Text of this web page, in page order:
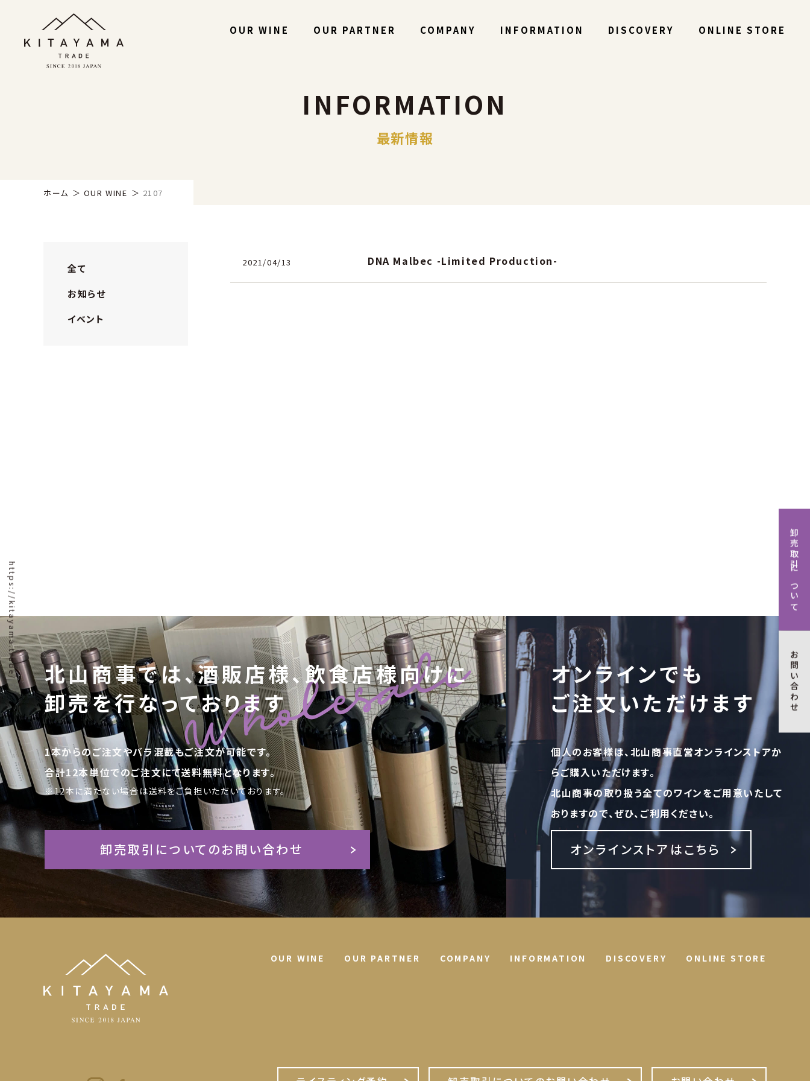
OUR WINE OUR PARTNER COMPANY INFORMATION DISCOVERY ONLINE STORE
INFORMATION
最新情報
ホーム OUR WINE 2107
全て
お知らせ
イベント
2021/04/13 DNA Malbec -Limited Production-
北山商事では、酒販店様、飲食店様向けに
卸売を行なっております
1本からのご注文やバラ混載もご注文が可能です。
合計12本単位でのご注文にて送料無料となります。
※12本に満たない場合は送料をご負担いただいております。
卸売取引についてのお問い合わせ
オンラインでも
ご注文いただけます
個人のお客様は、北山商事直営オンラインストアか
らご購入いただけます。
北山商事の取り扱う全てのワインをご用意いたして
おりますので、ぜひ、ご利用ください。
オンラインストアはこちら
OUR WINE OUR PARTNER COMPANY INFORMATION DISCOVERY ONLINE STORE
https://kitayama.trade/ 卸売取引について
お問い合わせ